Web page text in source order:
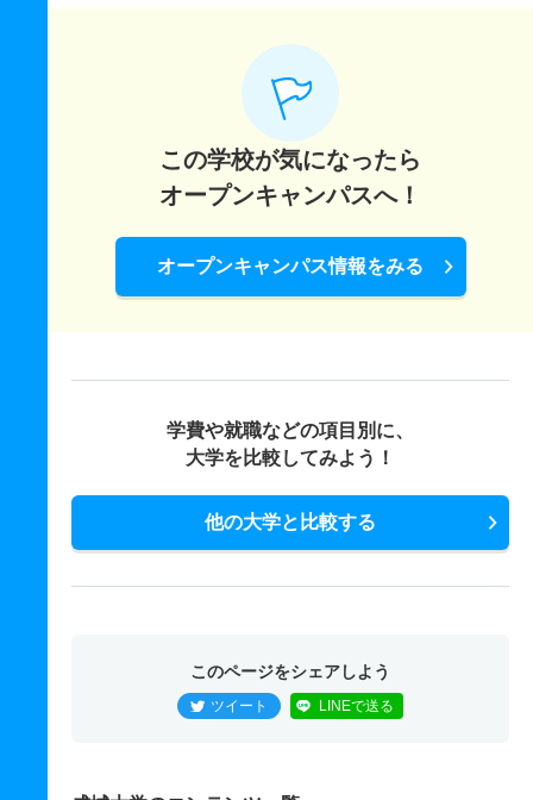
この学校が気になったら
オープンキャンパスへ！
オープンキャンパス情報をみる
学費や就職などの項目別に、
大学を比較してみよう！
他の大学と比較する
このページをシェアしよう
ツイート LINEで送る